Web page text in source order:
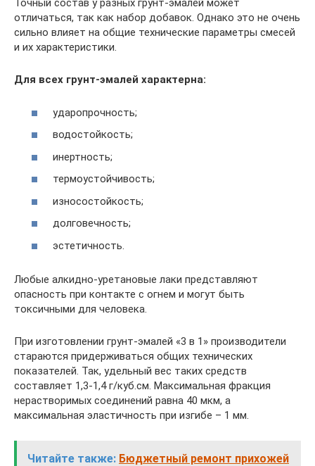
Точный состав у разных грунт-эмалей может
отличаться, так как набор добавок. Однако это не очень
сильно влияет на общие технические параметры смесей
и их характеристики.
Для всех грунт-эмалей характерна:
ударопрочность;
водостойкость;
инертность;
термоустойчивость;
износостойкость;
долговечность;
эстетичность.
Любые алкидно-уретановые лаки представляют
опасность при контакте с огнем и могут быть
токсичными для человека.
При изготовлении грунт-эмалей «3 в 1» производители
стараются придерживаться общих технических
показателей. Так, удельный вес таких средств
составляет 1,3-1,4 г/куб.см. Максимальная фракция
нерастворимых соединений равна 40 мкм, а
максимальная эластичность при изгибе – 1 мм.
Читайте также: Бюджетный ремонт прихожей